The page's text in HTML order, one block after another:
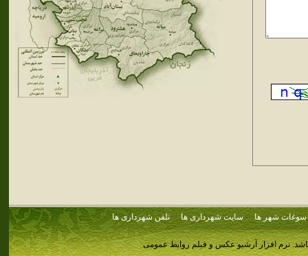
سوغات شهر ها سایت شهرداری ها تلفن شهرداری ها
نرم افزار آرشیو عکس و فیلم روابط عمومی